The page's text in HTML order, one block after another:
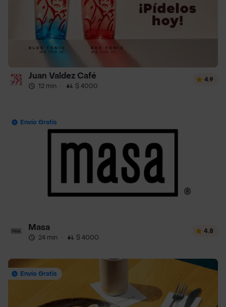
Juan Valdez Café
12 min · $ 4000
4.9
Envío Gratis
Masa
24 min · $ 4000
4.8
Envío Gratis